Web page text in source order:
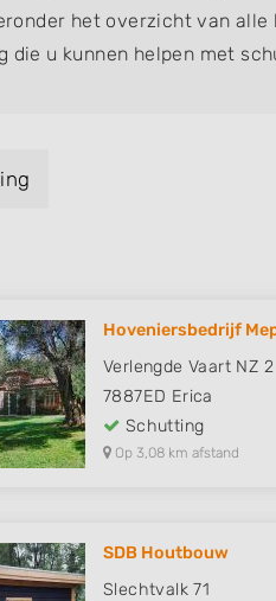
het overzicht van alle
die u kunnen helpen met
Hoveniersbedrijf
Verlengde Vaart NZ 2
7887ED Erica
Schutting
Op 3,08 km afstand
SDB Houtbouw
Slechtvalk 71